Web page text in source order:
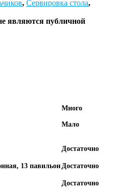
, Сервировка стола,
являются публичной
Много
Мало
Достаточно
13 павильонДостаточно
Достаточно